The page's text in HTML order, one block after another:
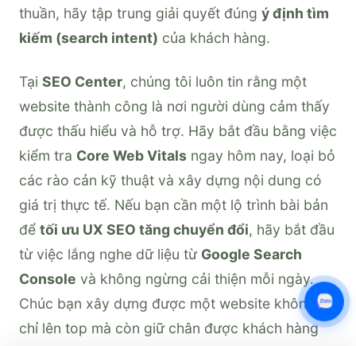
thuần, hãy tập trung giải quyết đúng ý định tìm
kiếm (search intent) của khách hàng.
Tại SEO Center, chúng tôi luôn tin rằng một
website thành công là nơi người dùng cảm thấy
được thấu hiểu và hỗ trợ. Hãy bắt đầu bằng việc
kiểm tra Core Web Vitals ngay hôm nay, loại bỏ
các rào cản kỹ thuật và xây dựng nội dung có
giá trị thực tế. Nếu bạn cần một lộ trình bài bản
để tối ưu UX SEO tăng chuyển đổi, hãy bắt đầu
từ việc lắng nghe dữ liệu từ Google Search
Console và không ngừng cải thiện mỗi ngày.
Chúc bạn xây dựng được một website không
chỉ lên top mà còn giữ chân được khách hàng